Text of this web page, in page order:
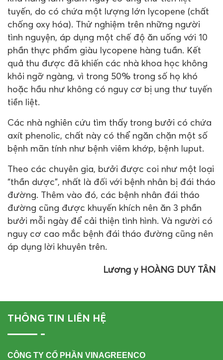
tuyến, do có chứa một lượng lớn lycopene (chất
chống oxy hóa). Thử nghiệm trên những người
tình nguyện, áp dụng một chế độ ăn uống với 10
phần thực phẩm giàu lycopene hàng tuần. Kết
quả thu được đã khiến các nhà khoa học không
khỏi ngỡ ngàng, vì trong 50% trong số họ khó
hoặc hầu như không có nguy cơ bị ung thư tuyến
tiền liệt.
Các nhà nghiên cứu tìm thấy trong bưởi có chứa
axít phenolic, chất này có thể ngăn chặn một số
bệnh mãn tính như bệnh viêm khớp, bệnh luput.
Theo các chuyên gia, bưởi được coi như một loại
“thần dược”, nhất là đối với bệnh nhân bị đái tháo
đường. Thêm vào đó, các bệnh nhân đái tháo
đường cũng được khuyến khích nên ăn 3 phần
bưởi mỗi ngày để cải thiện tình hình. Và người có
nguy cơ cao mắc bệnh đái tháo đường cũng nên
áp dụng lời khuyên trên.
Lương y HOÀNG DUY TÂN
THÔNG TIN LIÊN HỆ
CÔNG TY CỔ PHẦN VINAGREENCO